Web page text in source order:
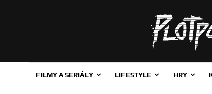
FILMY A SERIÁLY LIFESTYLE HRY